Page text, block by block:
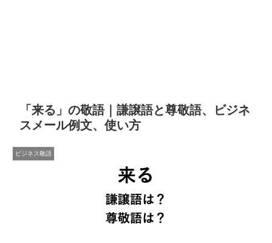
「来る」の敬語｜謙譲語と尊敬語、ビジネ
スメール例文、使い方
ビジネス敬語